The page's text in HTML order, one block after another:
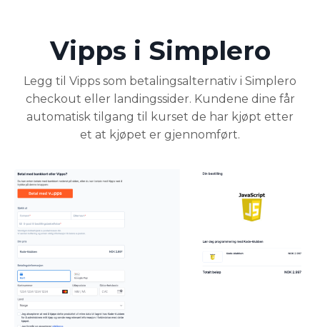
Vipps i Simplero
Legg til Vipps som betalingsalternativ i Simplero
checkout eller landingssider. Kundene dine får
automatisk tilgang til kurset de har kjøpt etter
et at kjøpet er gjennomført.